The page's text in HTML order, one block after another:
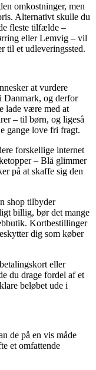
omkostninger, men
Alternativt skulle du
fleste tilfælde –
eller Lemvig – vil
til et udleveringssted.
at vurdere
Danmark, og derfor
lade være med at
– til børn, og ligeså
gange love fri fragt.
forskellige internet
– Blå glimmer
på at skaffe sig den
shop tilbyder
billig, bør det mange
Kortbestillinger
dig som køber
eller
du drage fordel af et
beløbet ude i
de på en vis måde
et omfattende